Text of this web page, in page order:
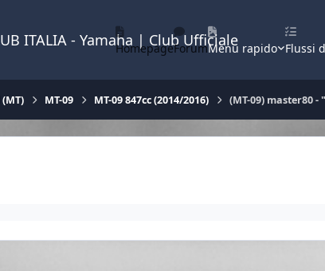
ITALIA - Yamaha | Club Ufficiale
HomepageForumMenu rapido Flussi
MT-09 MT-09 847cc (2014/2016) (MT-09) master80 -